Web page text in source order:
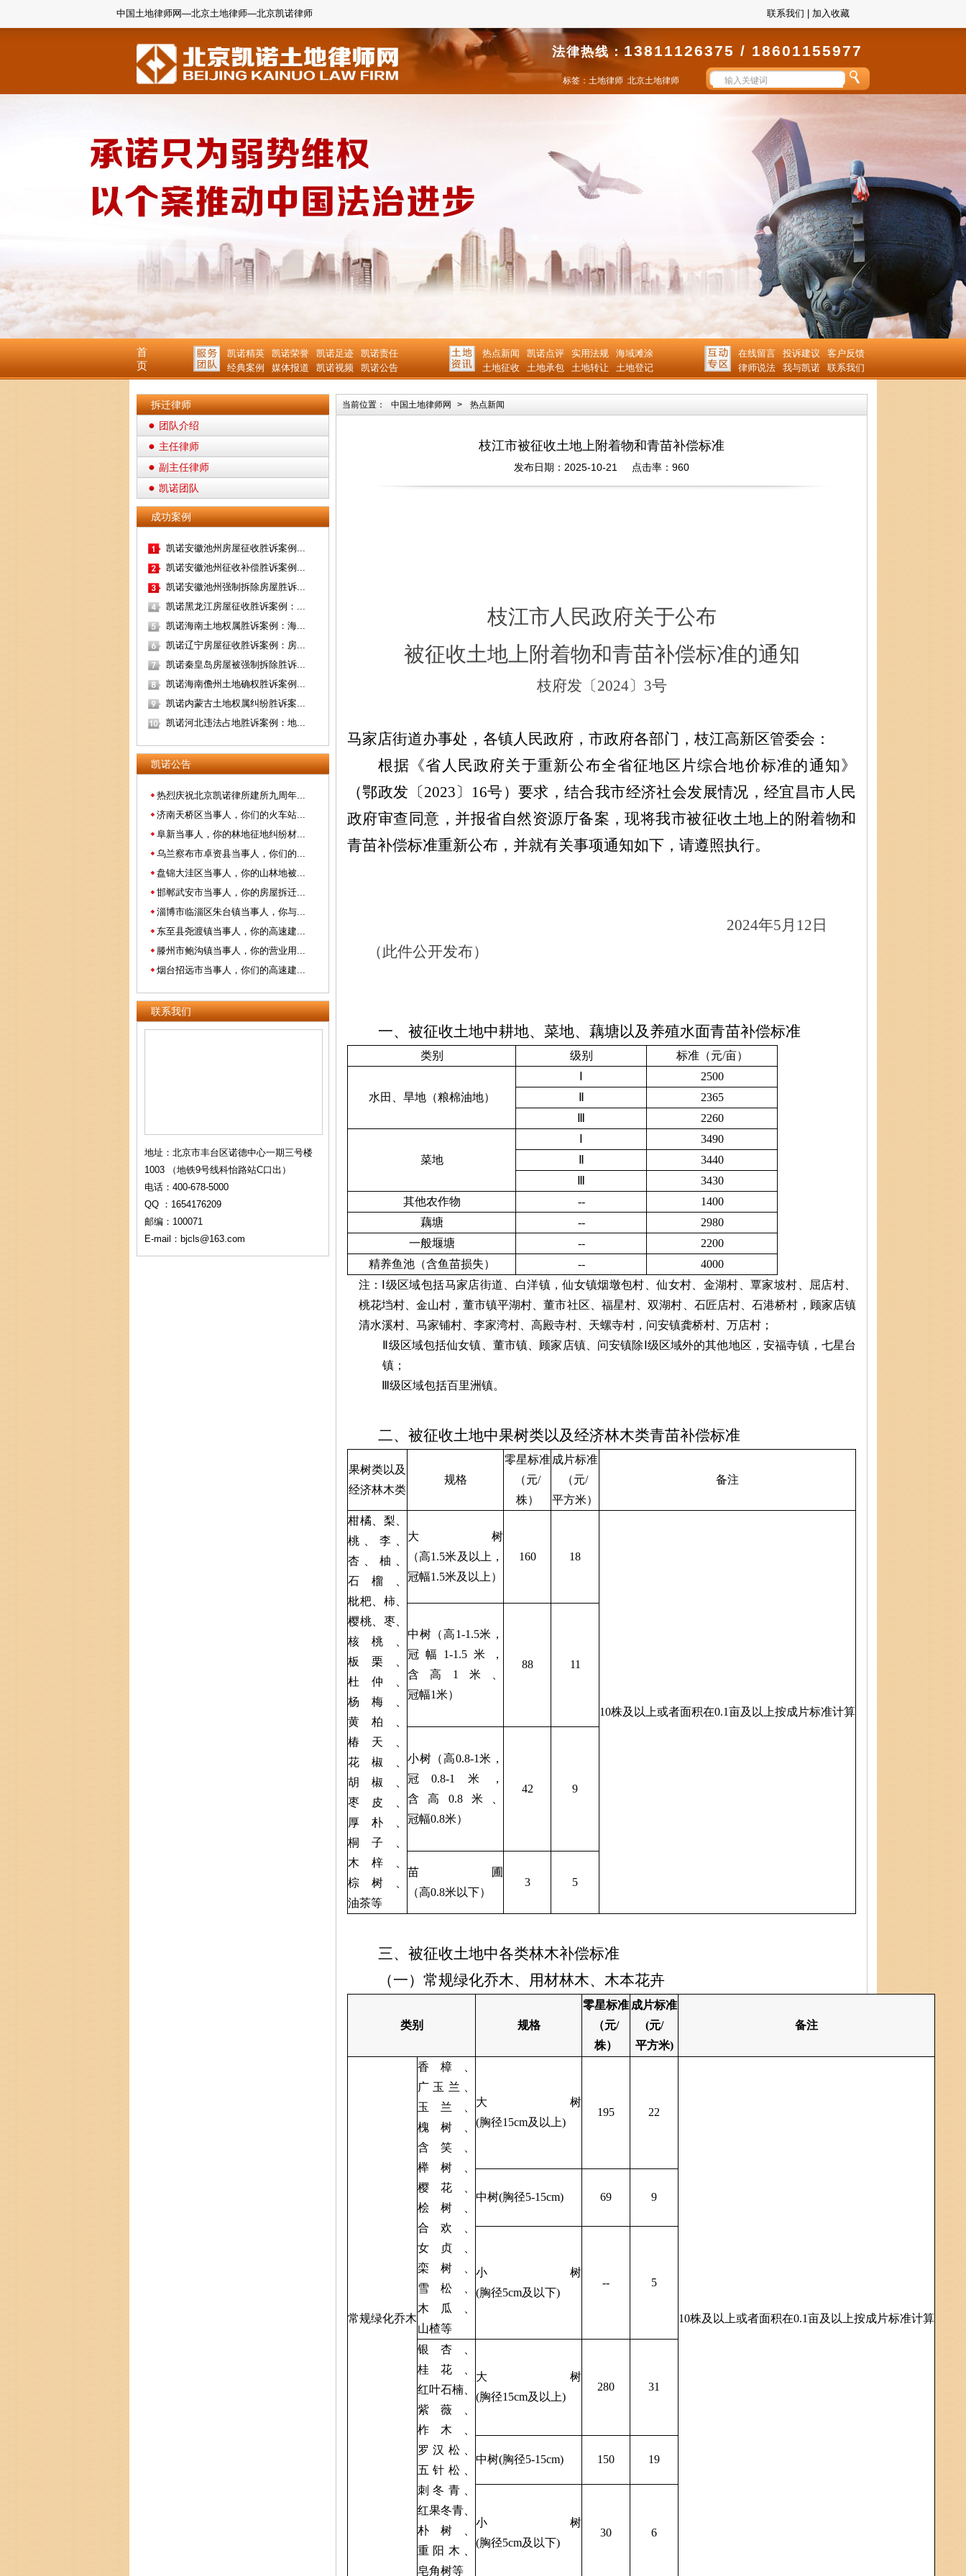
中国土地律师网—北京土地律师—北京凯诺律师 联系我们 加入收藏
法律热线：13811126375 / 18601155977
标签： 土地律师 北京土地律师
首
页
凯诺精英 凯诺荣誉 凯诺足迹
凯诺责任
经典案例
媒体报道 凯诺视频 凯诺公告
热点新闻 凯诺点评 实用法规
海域滩涂
土地征收
土地承包 土地转让 土地登记
在线留言 投诉建议
客户反馈
律师说法
我与凯诺 联系我们
拆迁律师
团队介绍
主任律师
副主任律师
凯诺团队
成功案例
凯诺安徽池州房屋征收胜诉案例...
凯诺安徽池州征收补偿胜诉案例...
凯诺安徽池州强制拆除房屋胜诉...
凯诺黑龙江房屋征收胜诉案例：...
凯诺海南土地权属胜诉案例：海...
凯诺辽宁房屋征收胜诉案例：房...
凯诺秦皇岛房屋被强制拆除胜诉...
凯诺海南儋州土地确权胜诉案例...
凯诺内蒙古土地权属纠纷胜诉案...
凯诺河北违法占地胜诉案例：地...
凯诺公告
热烈庆祝北京凯诺律所建所九周年...
济南天桥区当事人，你们的火车站...
阜新当事人，你的林地征地纠纷材...
乌兰察布市卓资县当事人，你们的...
盘锦大洼区当事人，你的山林地被...
邯郸武安市当事人，你的房屋拆迁...
淄博市临淄区朱台镇当事人，你与...
东至县尧渡镇当事人，你的高速建...
滕州市鲍沟镇当事人，你的营业用...
烟台招远市当事人，你们的高速建...
联系我们
地址：北京市丰台区诺德中心一期三号楼
1003 （地铁9号线科怡路站C口出）
电话：400-678-5000
QQ ：1654176209
邮编：100071
E-mail：bjcls@163.com
当前位置： 中国土地律师网 > 热点新闻
枝江市被征收土地上附着物和青苗补偿标准
发布日期：2025-10-21 点击率：960
枝江市人民政府关于公布
被征收土地上附着物和青苗补偿标准的通知
枝府发〔2024〕3号
马家店街道办事处，各镇人民政府，市政府各部门，枝江高新区管委会：
根据《省人民政府关于重新公布全省征地区片综合地价标准的通知》
（鄂政发 〔2023〕16号）要求，结合我市经济社会发展情况，经宜昌市人民
政府审查同意，并报省自然资源厅备案，现将我市被征收土地上的附着物和
青苗补偿标准重新公布，并就有关事项通知如下，请遵照执行。
2024年5月12日
（此件公开发布）
一、 被征收土地中耕地、菜地、藕塘以及养殖水面青苗补偿标准
类别 级别 标准（元/亩）
水田、旱地（粮棉油地）
2500
2365
2260
菜地
3490
3440
3430
其他农作物
--
1400
藕塘
--
2980
一般堰塘
--
2200
精养鱼池（含鱼苗损失）
--
4000
注：
Ⅰ级区域包括马家店街道、白洋镇，仙女镇烟墩包村、仙女村、金湖村、覃家坡村、屈店村、
桃花垱村、金山村，董市镇平湖村、董市社区、福星村、双湖村、石匠店村、石港桥村，顾家店镇
清水溪村、马家铺村、李家湾村、高殿寺村、天螺寺村，问安镇龚桥村、万店村；
Ⅱ级区域包括仙女镇、董市镇、顾家店镇、问安镇除Ⅰ级区域外的其他地区，安福寺镇，七星台
镇；
Ⅲ级区域包括百里洲镇。
二、被征收土地中果树类以及经济林木类青苗补偿标准
果树类以及
经济林木类
规格
零星标准
（元/
株）
成片标准
（元/
平方米）
备注
柑橘、梨、
桃、李、
杏、柚、
石榴、
枇杷、柿、
樱桃、枣、
核桃、
板栗、
杜仲、
杨梅、
黄柏、
椿天、
花椒、
胡椒、
枣皮、
厚朴、
桐子、
木梓、
棕树、
油茶等
大树
（高1.5米及以上，
冠幅1.5米及以上）
160 18
10株及以上或者面积在0.1亩及以上按成片标准计算
中树（高1-1.5米，
冠幅1-1.5米，
含高1米、
冠幅1米）
88 11
小树（高0.8-1米，
冠0.8-1米，
含高0.8米、
冠幅0.8米）
42 9
苗圃
（高0.8米以下）
3 5
三、被征收土地中各类林木补偿标准
（一）常规绿化乔木、用材林木、木本花卉
类别 规格
零星标准
（元/
株）
成片标准
(元/
平方米)
备注
常规绿化乔木
香樟、
广玉兰、
玉兰、
槐树、
含笑、
榉树、
樱花、
桧树、
合欢、
女贞、
栾树、
雪松、
木瓜、
山楂等
大树
(胸径15cm及以上)
195 22
10株及以上或者面积在0.1亩及以上按成片标准计算
中树(胸径5-15cm) 69 9
小树
(胸径5cm及以下)
-- 5
银杏、
桂花、
红叶石楠、
紫薇、
柞木、
罗汉松、
五针松、
刺冬青、
红果冬青、
朴树、
重阳木、
皂角树等
大树
(胸径15cm及以上)
280 31
中树(胸径5-15cm) 150 19
小树
(胸径5cm及以下)
30 6